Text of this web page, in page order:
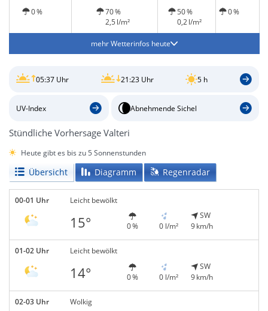
0 %
70 %
2,5 l/m²
50 %
0,2 l/m²
0 %
mehr Wetterinfos heute
05:37 Uhr 21:23 Uhr 5 h
UV-Index Abnehmende Sichel
Stündliche Vorhersage Valteri
Heute gibt es bis zu 5 Sonnenstunden
Übersicht Diagramm Regenradar
00-01 Uhr Leicht bewölkt
15° 0 % 0 l/m²
SW
9 km/h
01-02 Uhr Leicht bewölkt
14° 0 % 0 l/m²
SW
9 km/h
02-03 Uhr Wolkig